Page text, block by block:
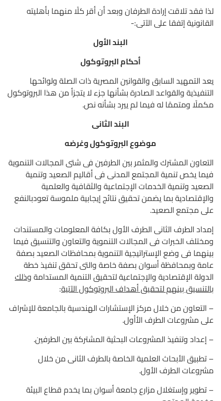
لذا فقد تلاقت إرادة الطرفان وبعد أن أقر كلًا منهما بأهليته
القانونية إتفقا على الآتى:-
البند الأول
أحكام البروتوكول
يعد التمهيد السابق والقوانين المصرية ذات الصلة ولوائحها
التنفيذية والقواعد الصادرة بشأنها جزء لا يتجزأ من هذا البروتوكول
مكملًا ومتممًا له فيما لم ييرد بشأنه نص.
البند الثانى
موضوع البروتوكول وغرضه
التعاون المشترك والمثمر بين الطرفين فى شتى المجالات التنموية
فيما يخص تنمية المجتمع المدنى فى أقاليم الصعيد وتنمية
الصعيد وتنمية الخدمات الإجتماعية والثقافية والعلمية
والإقتصادية بما يضمن تحقيق نتائج إيجابية ملموسة تعودبالنفع
على مجتمع الصعيد.
إمداد الطرف الثانى الطرف الأول بكافة المعلومات والمستندات
ومختلف الخبرات فى المجالات التنموية والتعاون والتنسيق فيما
بينهما فى وضع الإستراتيجية التنموية بمحافظات الصعيد بصفة
عامة وبمحافظة أسوان بصفة خاصة والتى تحقق تنفيذ خطة
الدولة الإقتصادية والإجتماعية لتحقيق التنمية المستدامةوذلك
بالتنسيق بينهم لتحقيق أهداف البروتوكول الآتية:
– التعاون من خلال مركز الإستشارات الهندسية بالجامعة للإشراف
على مشروعات الطرف الأأول.
– إعداد وتنفيذ المشروعات البحثية المشتركة بين الطرفين.
– تطبيق الأبحاث العلمية الخاصة بالطرف الثانى من خلال
مشروعات الطرف الأول.
– تطوير وإستغلال مزارع جامعة أسوان بما يخدم قطاع البيئة